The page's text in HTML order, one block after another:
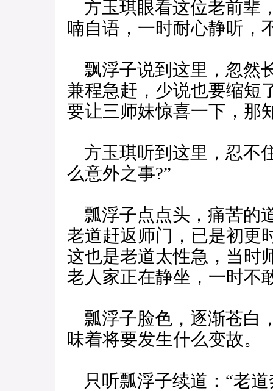
方玉琪眼看这位老前辈
喃自语，一时耐心静听，
飘浮子说到这里，忽然
兼程急赶，少说也要缩短
要让三师妹惊喜一下，那
方玉琪听到这里，忍不
么意外之事?”
瓢浮子点点头，痛苦的
老道赶返师门，已是初更
这也是老道太性急，当时
老人家正在静坐，一时不
瓢浮子脸色，逐渐苍白
味着将要发生什么变故。
只听瓢浮子续道：“老